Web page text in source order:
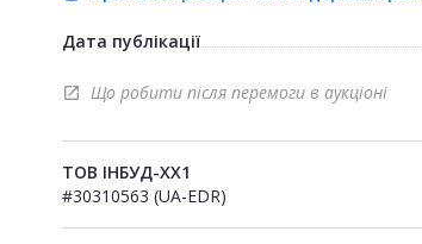
Дата публікації
open_in_new Що робити після перемоги в аукціоні
ТОВ ІНБУД-ХХ1
#30310563 (UA-EDR)